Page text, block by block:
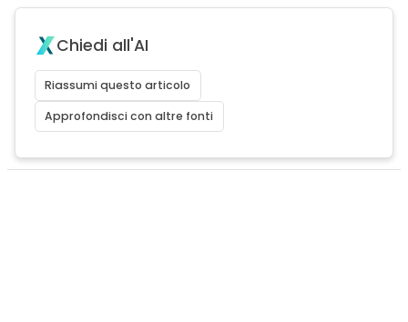
Chiedi all'AI
Riassumi questo articolo
Approfondisci con altre fonti